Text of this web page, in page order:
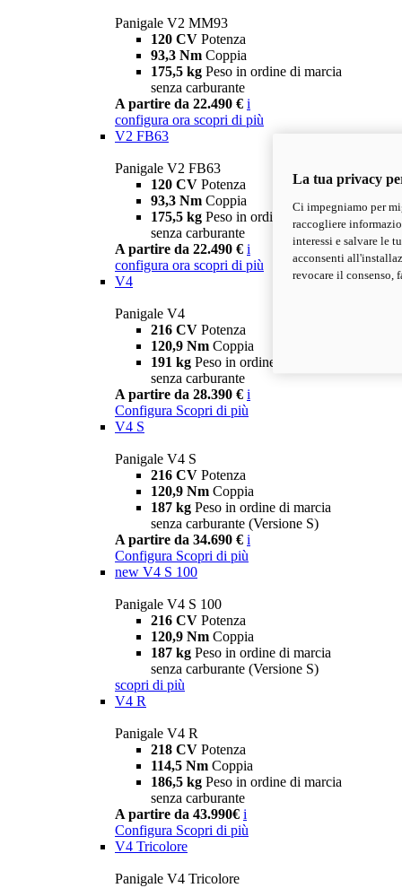
Panigale V2 MM93
120 CV Potenza
93,3 Nm Coppia
175,5 kg Peso in ordine di marcia
senza carburante
A partire da 22.490 € i
configura ora scopri di più
V2 FB63
Panigale V2 FB63
120 CV Potenza
93,3 Nm Coppia
175,5 kg Peso in ordine di marcia
senza carburante
A partire da 22.490 € i
configura ora scopri di più
V4
Panigale V4
216 CV Potenza
120,9 Nm Coppia
191 kg Peso in ordine di marcia
senza carburante
A partire da 28.390 € i
Configura Scopri di più
V4 S
Panigale V4 S
216 CV Potenza
120,9 Nm Coppia
187 kg Peso in ordine di marcia
senza carburante (Versione S)
A partire da 34.690 € i
Configura Scopri di più
new V4 S 100
Panigale V4 S 100
216 CV Potenza
120,9 Nm Coppia
187 kg Peso in ordine di marcia
senza carburante (Versione S)
scopri di più
V4 R
Panigale V4 R
218 CV Potenza
114,5 Nm Coppia
186,5 kg Peso in ordine di marcia
senza carburante
A partire da 43.990€ i
Configura Scopri di più
V4 Tricolore
Panigale V4 Tricolore
La tua privacy
Ci impegniamo per
raccogliere
interessi e salvare le
acconsenti
revocare il consenso,